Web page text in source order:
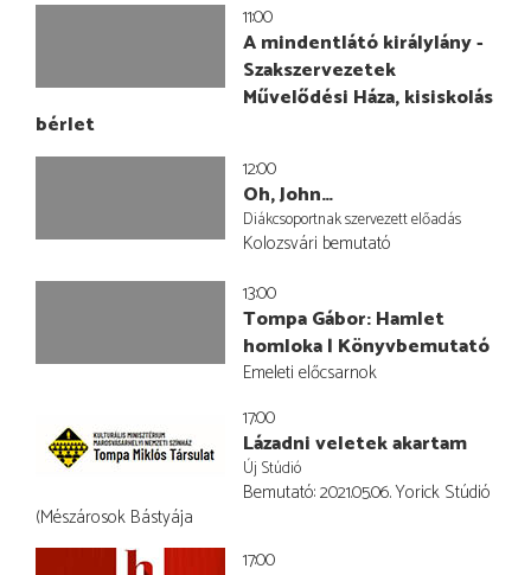
11:00
A mindentlátó királylány -
Szakszervezetek
Művelődési Háza, kisiskolás
bérlet
12:00
Oh, John…
Diákcsoportnak szervezett előadás
Kolozsvári bemutató
13:00
Tompa Gábor: Hamlet
homloka | Könyvbemutató
Emeleti előcsarnok
17:00
Lázadni veletek akartam
Új Stúdió
Bemutató: 2021.05.06. Yorick Stúdió
(Mészárosok Bástyája
17:00